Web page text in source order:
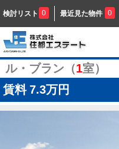
検討リスト 0 最近見た物件 0
ル・ブラン（1室）
賃料 7.3万円